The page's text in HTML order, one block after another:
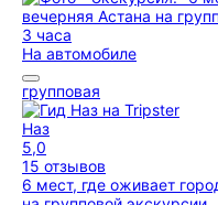
3 часа
На автомобиле
групповая
Наз
5,0
15 отзывов
6 мест, где оживает